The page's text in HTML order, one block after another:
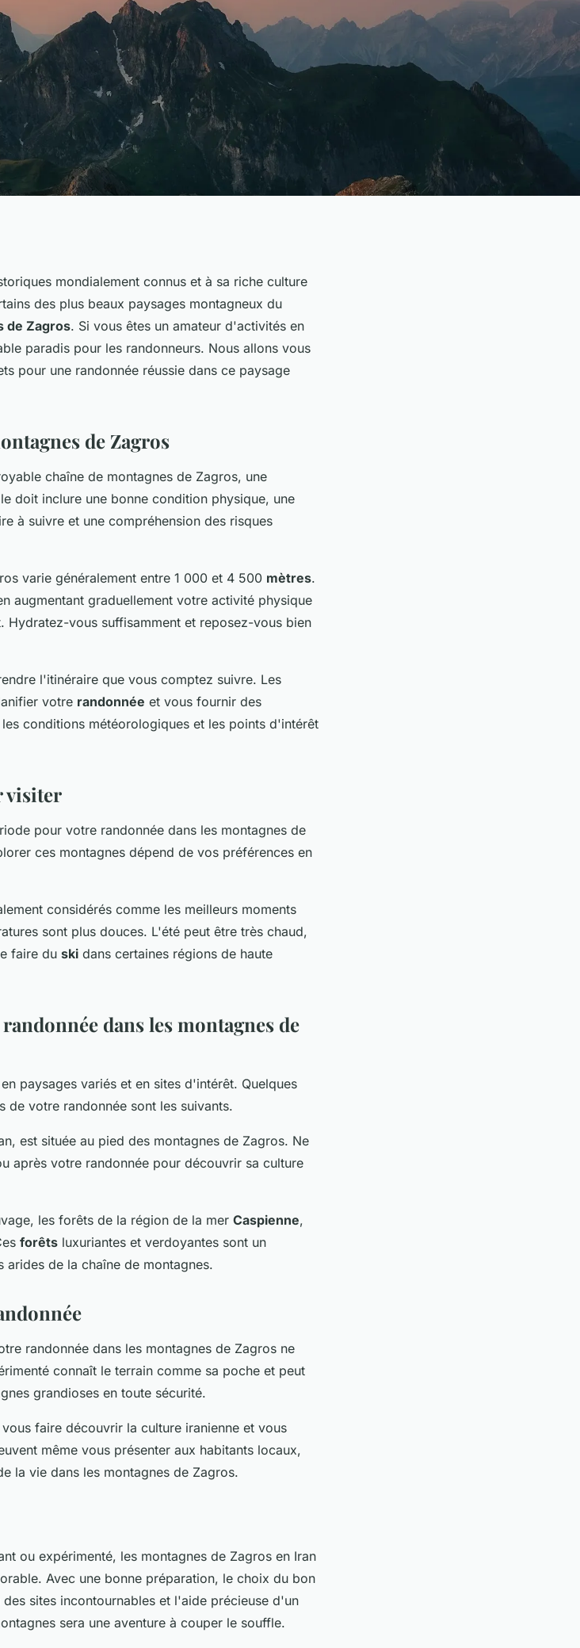
mondialement connus et à sa riche culture
des plus beaux paysages montagneux du
de Zagros. Si vous êtes un amateur d'activités en
paradis pour les randonneurs. Nous allons vous
pour une randonnée réussie dans ce paysage
de Zagros
chaîne de montagnes de Zagros, une
doit inclure une bonne condition physique, une
à suivre et une compréhension des risques
varie généralement entre 1 000 et 4 500 mètres.
augmentant graduellement votre activité physique
Hydratez-vous suffisamment et reposez-vous bien
l'itinéraire que vous comptez suivre. Les
votre randonnée et vous fournir des
conditions météorologiques et les points d'intérêt
visiter
pour votre randonnée dans les montagnes de
ces montagnes dépend de vos préférences en
considérés comme les meilleurs moments
sont plus douces. L'été peut être très chaud,
faire du ski dans certaines régions de haute
dans les montagnes de
paysages variés et en sites d'intérêt. Quelques
de votre randonnée sont les suivants.
est située au pied des montagnes de Zagros. Ne
après votre randonnée pour découvrir sa culture
les forêts de la région de la mer Caspienne,
forêts luxuriantes et verdoyantes sont un
arides de la chaîne de montagnes.
randonnée dans les montagnes de Zagros ne
connaît le terrain comme sa poche et peut
grandioses en toute sécurité.
faire découvrir la culture iranienne et vous
même vous présenter aux habitants locaux,
la vie dans les montagnes de Zagros.
ou expérimenté, les montagnes de Zagros en Iran
Avec une bonne préparation, le choix du bon
sites incontournables et l'aide précieuse d'un
sera une aventure à couper le souffle.